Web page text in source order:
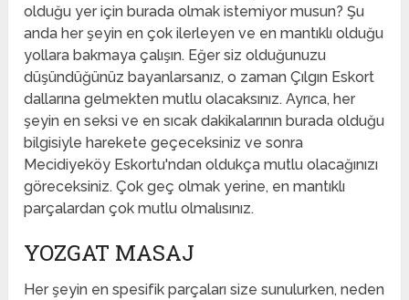
olduğu yer için burada olmak istemiyor musun? Şu
anda her şeyin en çok ilerleyen ve en mantıklı olduğu
yollara bakmaya çalışın. Eğer siz olduğunuzu
düşündüğünüz bayanlarsanız, o zaman Çılgın Eskort
dallarına gelmekten mutlu olacaksınız. Ayrıca, her
şeyin en seksi ve en sıcak dakikalarının burada olduğu
bilgisiyle harekete geçeceksiniz ve sonra
Mecidiyeköy Eskortu'ndan oldukça mutlu olacağınızı
göreceksiniz. Çok geç olmak yerine, en mantıklı
parçalardan çok mutlu olmalısınız.
YOZGAT MASAJ
Her şeyin en spesifik parçaları size sunulurken, neden